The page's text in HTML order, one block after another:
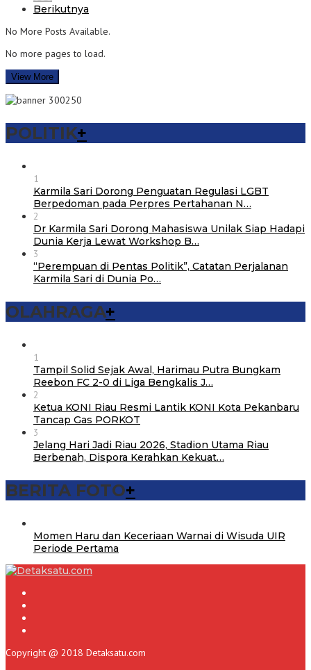
Berikutnya
No More Posts Available.
No more pages to load.
View More
POLITIK+
1
Karmila Sari Dorong Penguatan Regulasi LGBT
Berpedoman pada Perpres Pertahanan N…
2
Dr Karmila Sari Dorong Mahasiswa Unilak Siap Hadapi
Dunia Kerja Lewat Workshop B…
3
“Perempuan di Pentas Politik”, Catatan Perjalanan
Karmila Sari di Dunia Po…
OLAHRAGA+
1
Tampil Solid Sejak Awal, Harimau Putra Bungkam
Reebon FC 2-0 di Liga Bengkalis J…
2
Ketua KONI Riau Resmi Lantik KONI Kota Pekanbaru
Tancap Gas PORKOT
3
Jelang Hari Jadi Riau 2026, Stadion Utama Riau
Berbenah, Dispora Kerahkan Kekuat…
BERITA FOTO+
Momen Haru dan Keceriaan Warnai di Wisuda UIR
Periode Pertama
Copyright @ 2018 Detaksatu.com